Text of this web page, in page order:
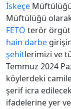
İskeçe Müftülüğü
Müftülüğü olarak
FETÖ terör
hain darbe
şehitlerimizi ve
Temmuz 2024
köylerdeki
şerif icra
ifadelerine yer